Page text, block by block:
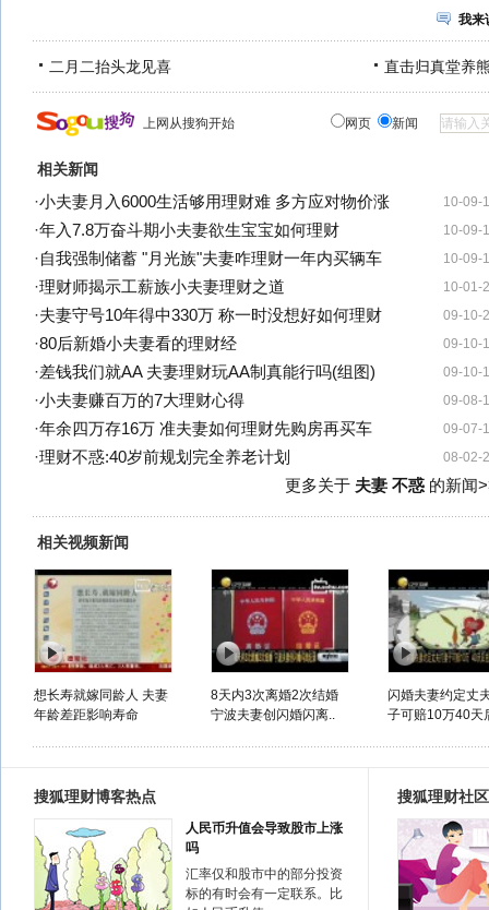
我来
二月二抬头龙见喜 直击归真堂养
上网从搜狗开始 网页 新闻
相关新闻
10-09-
·小夫妻月入6000生活够用理财难 多方应对物价涨
10-09-
·年入7.8万奋斗期小夫妻欲生宝宝如何理财
10-09-
·自我强制储蓄 "月光族"夫妻咋理财一年内买辆车
10-01-
·理财师揭示工薪族小夫妻理财之道
09-10-
·夫妻守号10年得中330万 称一时没想好如何理财
09-10-
·80后新婚小夫妻看的理财经
09-10-
·差钱我们就AA 夫妻理财玩AA制真能行吗(组图)
09-08-
·小夫妻赚百万的7大理财心得
09-07-
·年余四万存16万 准夫妻如何理财先购房再买车
08-02-
·理财不惑:40岁前规划完全养老计划
更多关于 夫妻 不惑的新闻
相关视频新闻
想长寿就嫁同龄人 夫妻
年龄差距影响寿命
8天内3次离婚2次结婚
宁波夫妻创闪婚闪离..
闪婚夫妻约定丈
子可赔10万40天
搜狐理财博客热点
人民币升值会导致股市上涨
吗
汇率仅和股市中的部分投资
标的有时会有一定联系。比
搜狐理财社